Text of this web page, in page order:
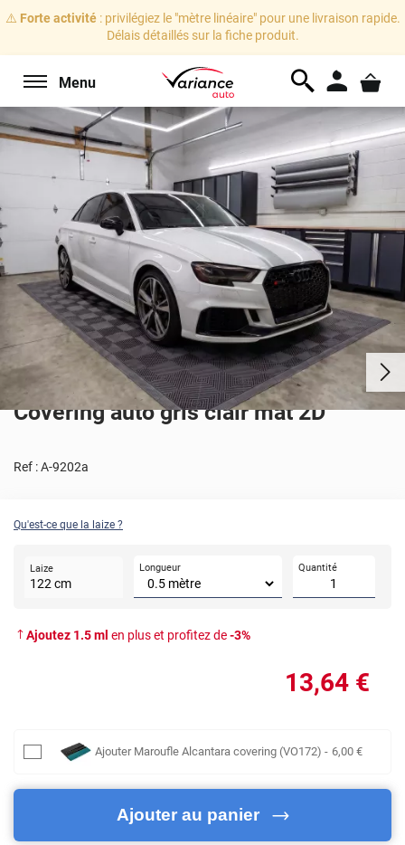
⚠️ Forte activité: privilégiez le "mètre linéaire" pour une livraison rapide.
Délais détaillés sur la fiche produit.
Menu
Covering auto gris clair mat 2D
Ref :A-9202a
Qu'est-ce que la laize ?
Laize
122 cm
Longueur Quantité
Ajoutez 1.5ml en plus et profitez de-3%
13,64 €
Ajouter Maroufle Alcantara covering (VO172) - 6,00 €
Ajouter au panier